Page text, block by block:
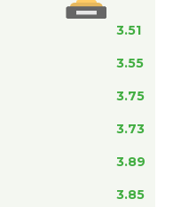
3.51
3.55
3.75
3.73
3.89
3.85